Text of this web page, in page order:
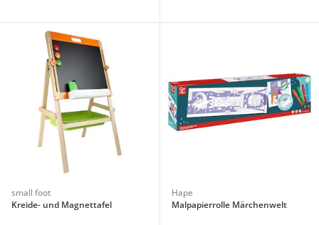
small foot
Kreide- und Magnettafel
Hape
Malpapierrolle Märchenwelt